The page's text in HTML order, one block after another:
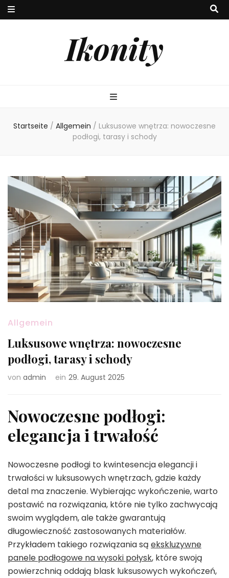
Ikonity
Startseite / Allgemein / Luksusowe wnętrza: nowoczesne
podłogi, tarasy i schody
Allgemein
Luksusowe wnętrza: nowoczesne
podłogi, tarasy i schody
von admin ein 29. August 2025
Nowoczesne podłogi:
elegancja i trwałość
Nowoczesne podłogi to kwintesencja elegancji i
trwałości w luksusowych wnętrzach, gdzie każdy
detal ma znaczenie. Wybierając wykończenie, warto
postawić na rozwiązania, które nie tylko zachwycają
swoim wyglądem, ale także gwarantują
długowieczność zastosowanych materiałów.
Przykładem takiego rozwiązania są ekskluzywne
panele podłogowe na wysoki połysk, które swoją
powierzchnią oddają blask luksusowych wykończeń,